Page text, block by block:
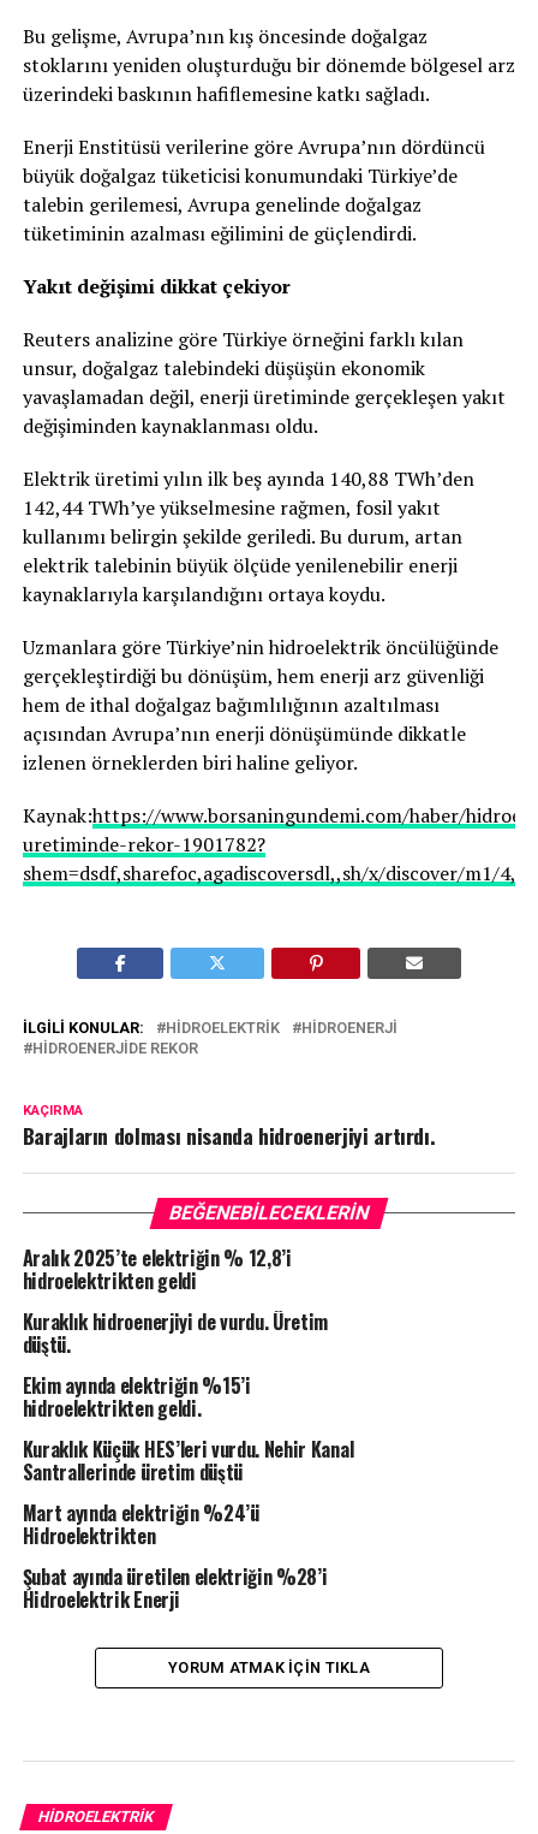
Bu gelişme, Avrupa’nın kış öncesinde doğalgaz
stoklarını yeniden oluşturduğu bir dönemde bölgesel arz
üzerindeki baskının hafiflemesine katkı sağladı.
Enerji Enstitüsü verilerine göre Avrupa’nın dördüncü
büyük doğalgaz tüketicisi konumundaki Türkiye’de
talebin gerilemesi, Avrupa genelinde doğalgaz
tüketiminin azalması eğilimini de güçlendirdi.
Yakıt değişimi dikkat çekiyor
Reuters analizine göre Türkiye örneğini farklı kılan
unsur, doğalgaz talebindeki düşüşün ekonomik
yavaşlamadan değil, enerji üretiminde gerçekleşen yakıt
değişiminden kaynaklanması oldu.
Elektrik üretimi yılın ilk beş ayında 140,88 TWh’den
142,44 TWh’ye yükselmesine rağmen, fosil yakıt
kullanımı belirgin şekilde geriledi. Bu durum, artan
elektrik talebinin büyük ölçüde yenilenebilir enerji
kaynaklarıyla karşılandığını ortaya koydu.
Uzmanlara göre Türkiye’nin hidroelektrik öncülüğünde
gerçekleştirdiği bu dönüşüm, hem enerji arz güvenliği
hem de ithal doğalgaz bağımlılığının azaltılması
açısından Avrupa’nın enerji dönüşümünde dikkatle
izlenen örneklerden biri haline geliyor.
Kaynak:https://www.borsaningundemi.com/haber/
uretiminde-rekor-1901782?
shem=dsdf,sharefoc,agadiscoversdl,,sh/x/discover/m1/
İLGILI KONULAR: HIDROELEKTRIK
HIDROENERJI
HIDROENERJIDE REKOR
KAÇIRMA
Barajların dolması nisanda hidroenerjiyi artırdı.
BEĞENEBILECEKLERIN
Aralık 2025’te elektriğin % 12,8’i
hidroelektrikten geldi
Kuraklık hidroenerjiyi de vurdu. Üretim
düştü.
Ekim ayında elektriğin %15’i
hidroelektrikten geldi.
Kuraklık Küçük HES’leri vurdu. Nehir Kanal
Santrallerinde üretim düştü
Mart ayında elektriğin %24’ü
Hidroelektrikten
Şubat ayında üretilen elektriğin %28’i
Hidroelektrik Enerji
YORUM ATMAK IÇIN TIKLA
HIDROELEKTRIK